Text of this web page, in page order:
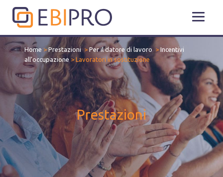
Home >Prestazioni >Per il datore di lavoro >Incentivi
all’occupazione >Lavoratori in sostituzione
Prestazioni